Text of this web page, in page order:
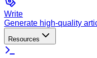
Write
Generate high-quality
Resources